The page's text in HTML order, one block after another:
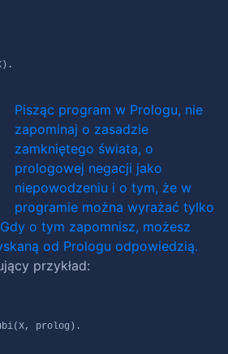
Pisząc program w Prologu, nie
zapominaj o zasadzie
zamkniętego świata, o
prologowej negacji jako
niepowodzeniu i o tym, że w
programie można wyrażać tylko
o tym zapomnisz, możesz
od Prologu odpowiedzią.
przykład:
prolog).